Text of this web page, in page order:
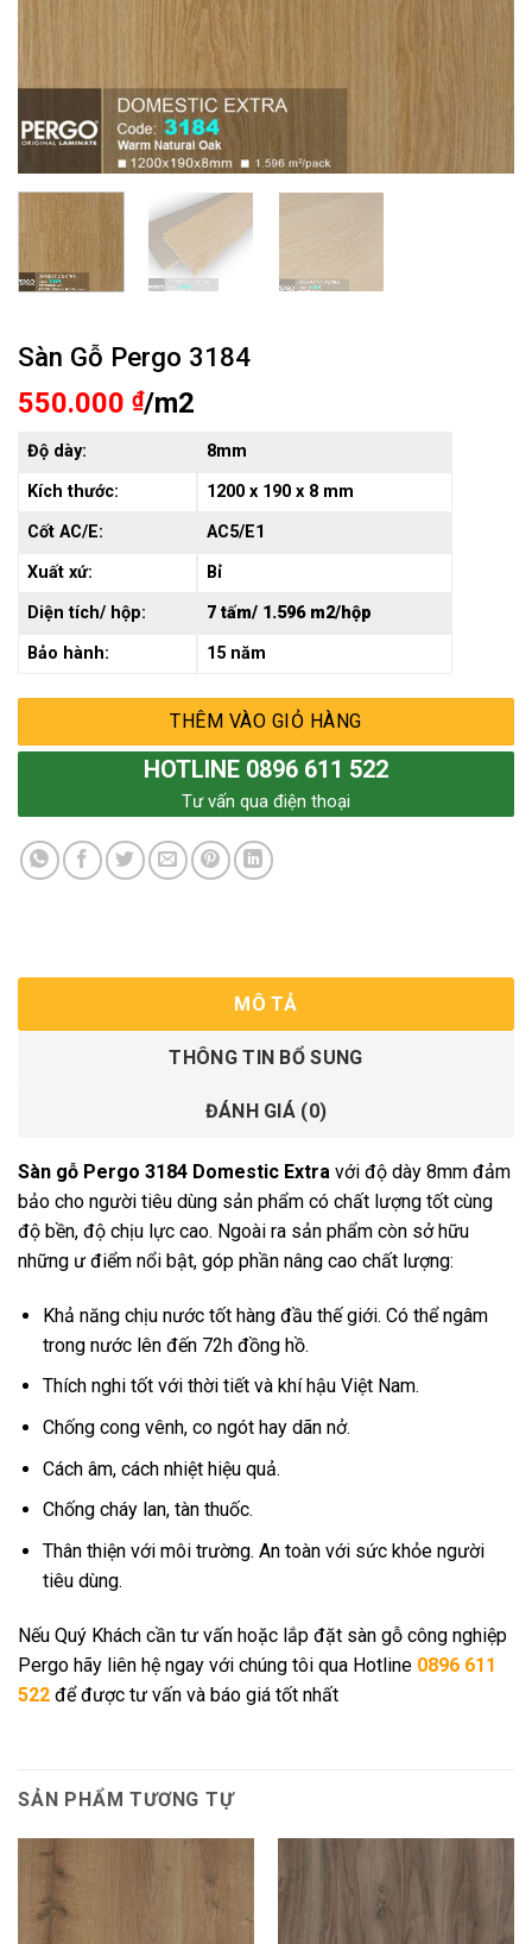
Sàn Gỗ Pergo 3184
550.000 ₫/m2
Độ dày:
8mm
Kích thước:
1200 x 190 x 8 mm
Cốt AC/E:
AC5/E1
Xuất xứ:
Bỉ
Diện tích/ hộp:
7 tấm/ 1.596 m2/hộp
Bảo hành:
15 năm
THÊM VÀO GIỎ HÀNG
HOTLINE 0896 611 522
Tư vấn qua điện thoại
MÔ TẢ
THÔNG TIN BỔ SUNG
ĐÁNH GIÁ (0)
Sàn gỗ Pergo 3184 Domestic Extra với độ dày 8mm đảm
bảo cho người tiêu dùng sản phẩm có chất lượng tốt cùng
độ bền, độ chịu lực cao. Ngoài ra sản phẩm còn sở hữu
những ư điểm nổi bật, góp phần nâng cao chất lượng:
Khả năng chịu nước tốt hàng đầu thế giới. Có thể ngâm
trong nước lên đến 72h đồng hồ.
Thích nghi tốt với thời tiết và khí hậu Việt Nam.
Chống cong vênh, co ngót hay dãn nở.
Cách âm, cách nhiệt hiệu quả.
Chống cháy lan, tàn thuốc.
Thân thiện với môi trường. An toàn với sức khỏe người
tiêu dùng.
Nếu Quý Khách cần tư vấn hoặc lắp đặt sàn gỗ công nghiệp
Pergo hãy liên hệ ngay với chúng tôi qua Hotline 0896 611
522 để được tư vấn và báo giá tốt nhất
SẢN PHẨM TƯƠNG TỰ